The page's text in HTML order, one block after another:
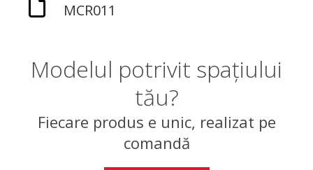
MCR011
Modelul potrivit spațiului
tău?
Fiecare produs e unic, realizat pe
comandă